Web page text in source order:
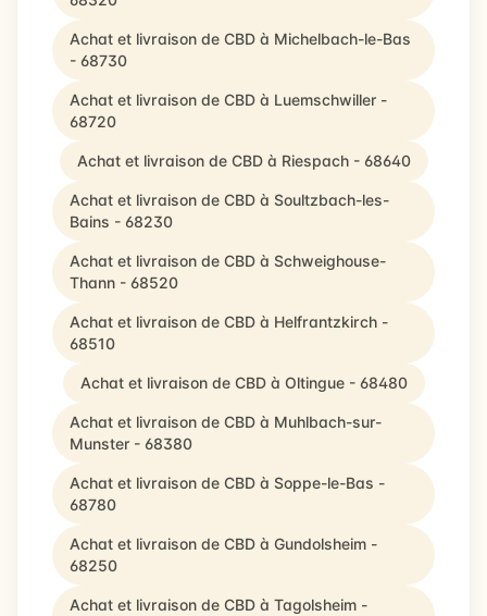
Achat et livraison de CBD à Michelbach-le-Bas
- 68730
Achat et livraison de CBD à Luemschwiller -
68720
Achat et livraison de CBD à Riespach - 68640
Achat et livraison de CBD à Soultzbach-les-
Bains - 68230
Achat et livraison de CBD à Schweighouse-
Thann - 68520
Achat et livraison de CBD à Helfrantzkirch -
68510
Achat et livraison de CBD à Oltingue - 68480
Achat et livraison de CBD à Muhlbach-sur-
Munster - 68380
Achat et livraison de CBD à Soppe-le-Bas -
68780
Achat et livraison de CBD à Gundolsheim -
68250
Achat et livraison de CBD à Tagolsheim -